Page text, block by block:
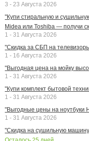
3 - 23 Августа 2026
"Купи стиральную и
Midea или Toshiba — получи
1 - 31 Августа 2026
"Скидка за СБП на
1 - 16 Августа 2026
"Выгодная цена на мойку
1 - 31 Августа 2026
"Купи комплект бытовой
1 - 31 Августа 2026
"Выгодные цены на ноутбуки
1 - 31 Августа 2026
"Скидка на сушильную